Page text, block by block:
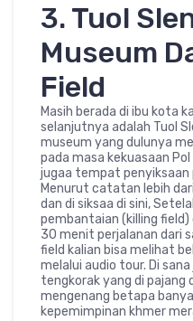
3. Tuol
Museum
Field
Masih berada di ibu kota
selanjutnya adalah Tuol
museum yang dulunya
pada masa kekuasaan
jugaa tempat penyiksaan
Menurut catatan lebih
dan di siksaa di sini,
pembantaian (killing field)
30 menit perjalanan dari
field kalian bisa melihat
melalui audio tour. Di
tengkorak yang di pajang
mengenang betapa
kepemimpinan khmer